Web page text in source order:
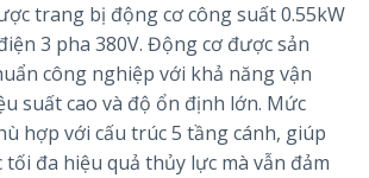
trang bị động cơ công suất 0.55kW
3 pha 380V. Động cơ được sản
công nghiệp với khả năng vận
suất cao và độ ổn định lớn. Mức
hợp với cấu trúc 5 tầng cánh, giúp
đa hiệu quả thủy lực mà vẫn đảm